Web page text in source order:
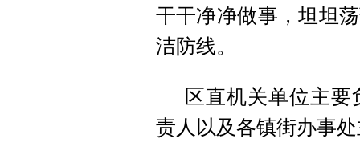
干干净净做事，坦坦
洁防线。
区直机关单位主
责人以及各镇街办事